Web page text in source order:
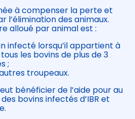
à compenser la perte et
l’élimination des animaux.
alloué par animal est :
infecté lorsqu’il appartient à
les bovins de plus de 3
;
troupeaux.
bénéficier de l’aide pour au
bovins infectés d’IBR et